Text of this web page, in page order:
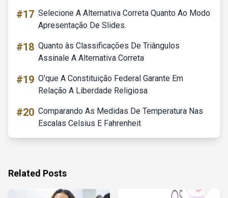
#17 Selecione A Alternativa Correta Quanto Ao Modo
Apresentação De Slides.
#18 Quanto às Classificações De Triângulos
Assinale A Alternativa Correta
#19 O'que A Constituição Federal Garante Em
Relação A Liberdade Religiosa
#20 Comparando As Medidas De Temperatura Nas
Escalas Celsius E Fahrenheit
Related Posts